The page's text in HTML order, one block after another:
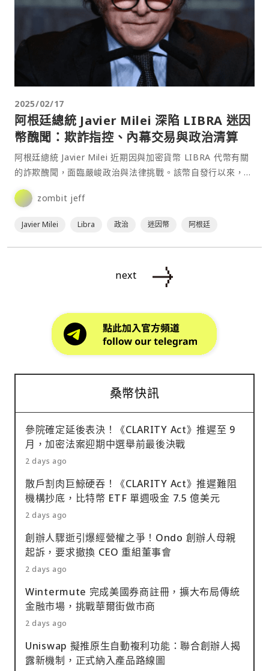
2025/02/17
阿根廷總統 Javier Milei 深陷 LIBRA 迷因
幣醜聞：欺詐指控、內幕交易與政治清算
阿根廷總統 Javier Milei 近期因與加密貨幣 LIBRA 代幣有關
的詐欺醜聞，面臨嚴峻政治與法律挑戰。該幣自發行以來，價
格在短短數日內暴跌 95%，導致大⋯
zombit jeff
Javier Milei Libra 政治 迷因幣 阿根廷
next
桑幣快訊
參院確定延後表決！《CLARITY Act》推遲至 9
月，加密法案迎期中選舉前最後決戰
2 days ago
散戶割肉巨鯨硬吞！《CLARITY Act》推遲難阻
機構抄底，比特幣 ETF 單週吸金 7.5 億美元
2 days ago
創辦人驟逝引爆經營權之爭！Ondo 創辦人母親
起訴，要求撤換 CEO 重組董事會
2 days ago
Wintermute 完成美國券商註冊，擴大布局傳統
金融市場，挑戰華爾街做市商
2 days ago
Uniswap 擬推原生自動複利功能：聯合創辦人揭
露新機制，正式納入產品路線圖